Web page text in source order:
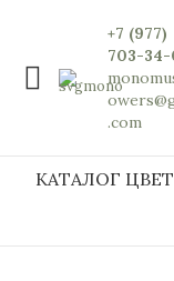
+7 (977)
703-34-
.com
КАТАЛОГ